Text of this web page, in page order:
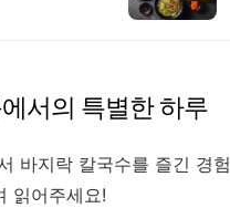
서의 특별한 하루
바지락 칼국수를 즐긴 경험
읽어주세요!